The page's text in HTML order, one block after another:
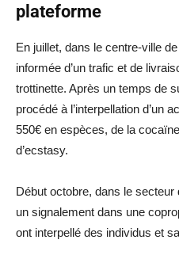
plateforme
En juillet, dans le centre-ville
informée d’un trafic et de
trottinette. Après un temps de
procédé à l’interpellation d’un
550€ en espèces, de la
d’ecstasy.
Début octobre, dans le
un signalement dans une
ont interpellé des individus et